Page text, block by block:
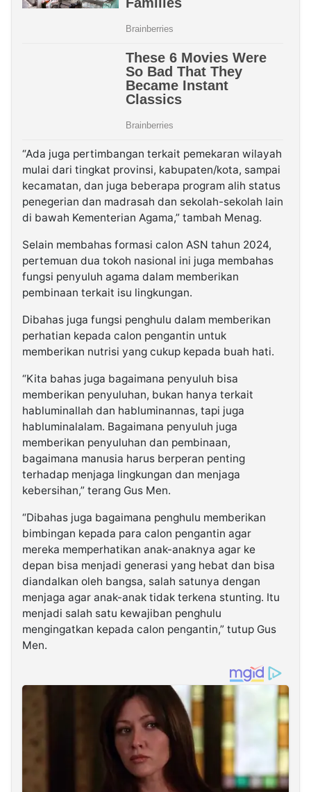
“Ada juga pertimbangan terkait pemekaran wilayah
mulai dari tingkat provinsi, kabupaten/kota, sampai
kecamatan, dan juga beberapa program alih status
penegerian dan madrasah dan sekolah-sekolah lain
di bawah Kementerian Agama,” tambah Menag.
Selain membahas formasi calon ASN tahun 2024,
pertemuan dua tokoh nasional ini juga membahas
fungsi penyuluh agama dalam memberikan
pembinaan terkait isu lingkungan.
Dibahas juga fungsi penghulu dalam memberikan
perhatian kepada calon pengantin untuk
memberikan nutrisi yang cukup kepada buah hati.
“Kita bahas juga bagaimana penyuluh bisa
memberikan penyuluhan, bukan hanya terkait
habluminallah dan habluminannas, tapi juga
habluminalalam. Bagaimana penyuluh juga
memberikan penyuluhan dan pembinaan,
bagaimana manusia harus berperan penting
terhadap menjaga lingkungan dan menjaga
kebersihan,” terang Gus Men.
“Dibahas juga bagaimana penghulu memberikan
bimbingan kepada para calon pengantin agar
mereka memperhatikan anak-anaknya agar ke
depan bisa menjadi generasi yang hebat dan bisa
diandalkan oleh bangsa, salah satunya dengan
menjaga agar anak-anak tidak terkena stunting. Itu
menjadi salah satu kewajiban penghulu
mengingatkan kepada calon pengantin,” tutup Gus
Men.